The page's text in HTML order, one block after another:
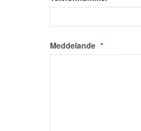
Meddelande